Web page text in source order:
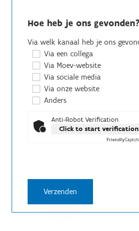
Hoe heb je ons gevonden?
Via welk kanaal heb je ons
Via een collega
Via Moev-website
Via sociale media
Via onze website
Anders
Anti-Robot Verification
Click to start verification
Friendly